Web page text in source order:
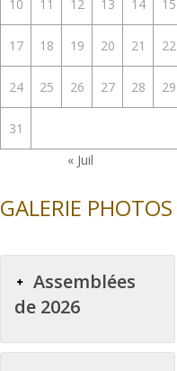
10 11 12 13 14 15
17 18 19 20 21 22
24 25 26 27 28 29
31
« Juil
GALERIE PHOTOS
Assemblées
de 2026